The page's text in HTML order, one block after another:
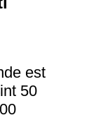
est
50